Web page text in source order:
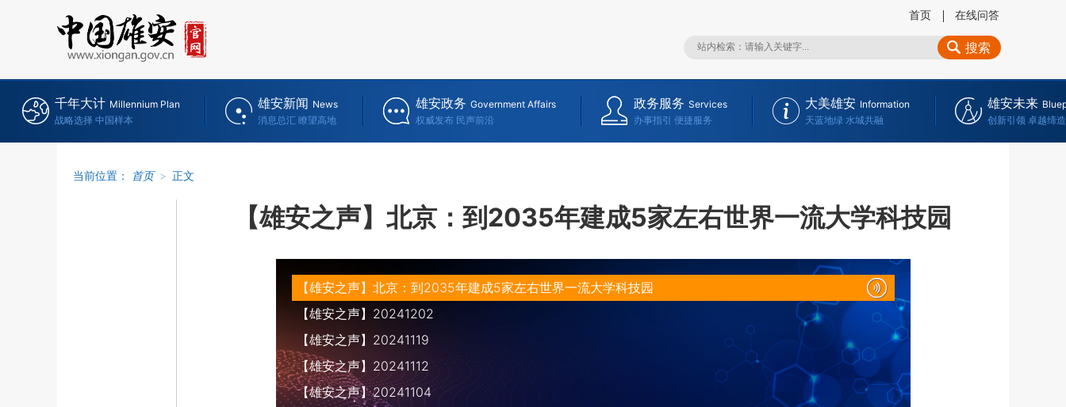
首页 在线问答
搜索
千年大计 Millennium Plan
战略选择 中国样本
雄安新闻 News
消息总汇 瞭望高地
雄安政务 Government Affairs
权威发布 民声前沿
政务服务 Services
办事指引 便捷服务
大美雄安 Information
天蓝地绿 水城共融
雄安未来
创新引领 卓越缔造
当前位置： 首页 > 正文
【雄安之声】北京：到2035年建成5家左右世界一流大学科技园
【雄安之声】北京：到2035年建成5家左右世界一流大学科技园
【雄安之声】20241202
【雄安之声】20241119
【雄安之声】20241112
【雄安之声】20241104